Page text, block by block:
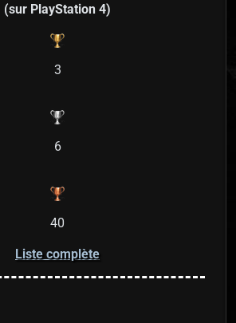
(sur PlayStation 4)
3
6
40
Liste complète